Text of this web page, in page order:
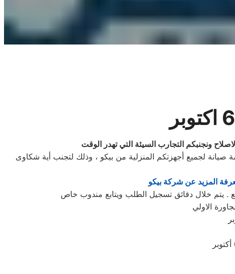
ونجنبكم التجارب السيئة التي تهدر الوقت
صيانة لجميع أجهزتكم المنزلية من بيكو ، وذلك لتجنب أية شكاوى
المزيد عن شركة بيكو
الاولي